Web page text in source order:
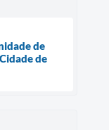
de
de